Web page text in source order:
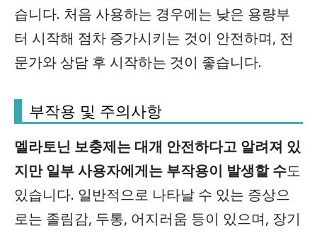
습니다. 처음 사용하는 경우에는 낮은 용량부
터 시작해 점차 증가시키는 것이 안전하며, 전
문가와 상담 후 시작하는 것이 좋습니다.
부작용 및 주의사항
멜라토닌 보충제는 대개 안전하다고 알려져 있
지만 일부 사용자에게는 부작용이 발생할 수도
있습니다. 일반적으로 나타날 수 있는 증상으
로는 졸림감, 두통, 어지러움 등이 있으며, 장기